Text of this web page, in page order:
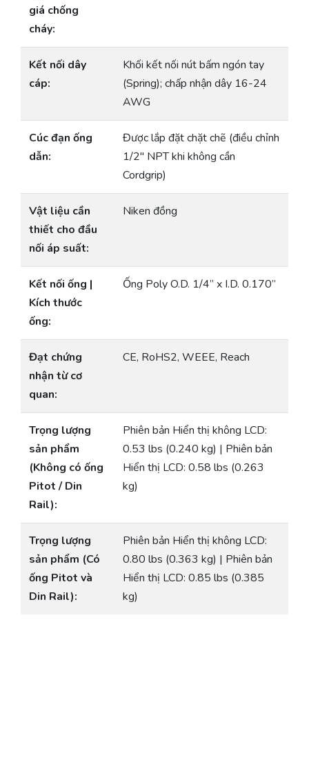
giá chống
cháy:
Kết nối dây
cáp:
Khối kết nối nút bấm ngón tay
(Spring); chấp nhận dây 16-24
AWG
Cúc đạn ống
dẫn:
Được lắp đặt chặt chẽ (điều chỉnh
1/2″ NPT khi không cần
Cordgrip)
Vật liệu cần
thiết cho đầu
nối áp suất:
Niken đồng
Kết nối ống |
Kích thước
ống:
Ống Poly O.D. 1/4” x I.D. 0.170”
Đạt chứng
nhận từ cơ
quan:
CE, RoHS2, WEEE, Reach
Trọng lượng
sản phẩm
(Không có ống
Pitot / Din
Rail):
Phiên bản Hiển thị không LCD:
0.53 lbs (0.240 kg) | Phiên bản
Hiển thị LCD: 0.58 lbs (0.263
kg)
Trọng lượng
sản phẩm (Có
ống Pitot và
Din Rail):
Phiên bản Hiển thị không LCD:
0.80 lbs (0.363 kg) | Phiên bản
Hiển thị LCD: 0.85 lbs (0.385
kg)